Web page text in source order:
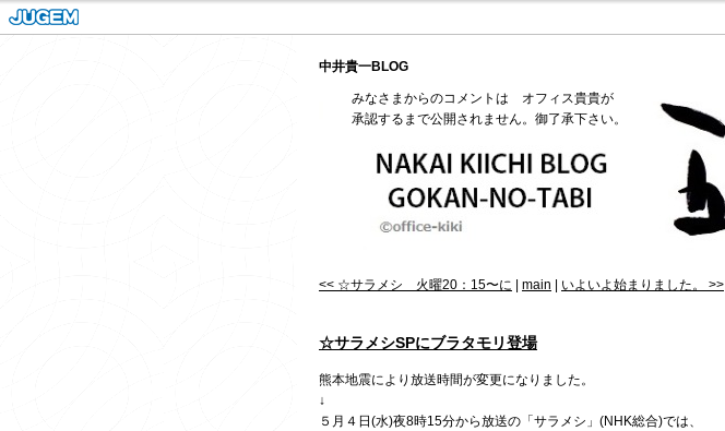
中井貴一BLOG
みなさまからのコメントは オフィス貴貴が
承認するまで公開されません。御了承下さい。
<< ☆サラメシ 火曜20：15〜に main いよいよ始まりました。 >>
☆サラメシSPにブラタモリ登場
熊本地震により放送時間が変更になりました。
↓
５月４日(水)夜8時15分から放送の「サラメシ」(NHK総合)では、